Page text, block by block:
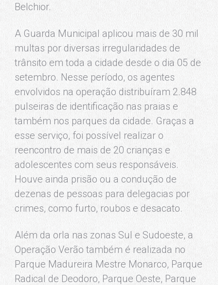
Belchior.
A Guarda Municipal aplicou mais de 30 mil
multas por diversas irregularidades de
trânsito em toda a cidade desde o dia 05 de
setembro. Nesse período, os agentes
envolvidos na operação distribuíram 2.848
pulseiras de identificação nas praias e
também nos parques da cidade. Graças a
esse serviço, foi possível realizar o
reencontro de mais de 20 crianças e
adolescentes com seus responsáveis.
Houve ainda prisão ou a condução de
dezenas de pessoas para delegacias por
crimes, como furto, roubos e desacato.
Além da orla nas zonas Sul e Sudoeste, a
Operação Verão também é realizada no
Parque Madureira Mestre Monarco, Parque
Radical de Deodoro, Parque Oeste, Parque